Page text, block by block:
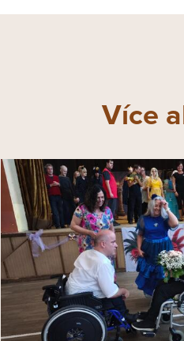
Více